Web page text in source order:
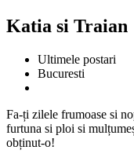
Katia si Traian
Ultimele postari
Bucuresti
Fa-ți zilele frumoase si
furtuna si ploi si
obținut-o!